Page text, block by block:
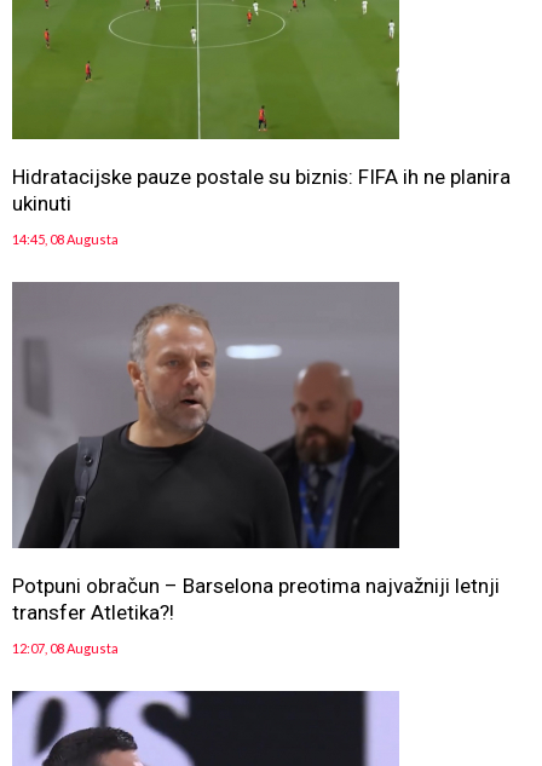
Hidratacijske pauze postale su biznis: FIFA ih ne planira
ukinuti
14:45, 08 Augusta
Potpuni obračun – Barselona preotima najvažniji letnji
transfer Atletika?!
12:07, 08 Augusta